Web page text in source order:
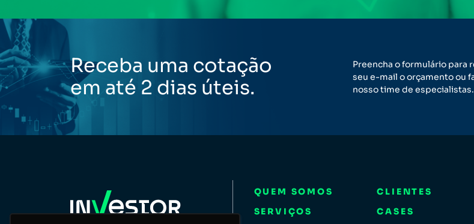
Receba uma cotação
em até 2 dias úteis.
Preencha o formulário para
seu e-mail o orçamento ou
nosso time de especialistas.
QUEM SOMOS CLIENTES
SERVIÇOS
CASES